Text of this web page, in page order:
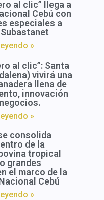
al clic” llega a
Cebú con
especiales a
»
al clic”: Santa
vivirá una
llena de
innovación
»
consolida
de la
tropical
grandes
el marco de la
Cebú
»